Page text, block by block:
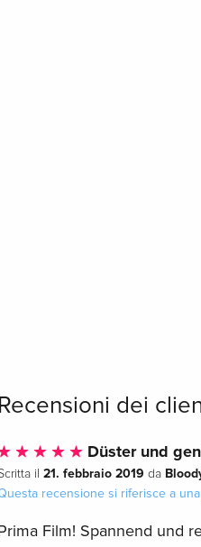
Recensioni dei
Düster und
il 21. febbraio 2019 da
recensione si riferisce a una
Film! Spannend und